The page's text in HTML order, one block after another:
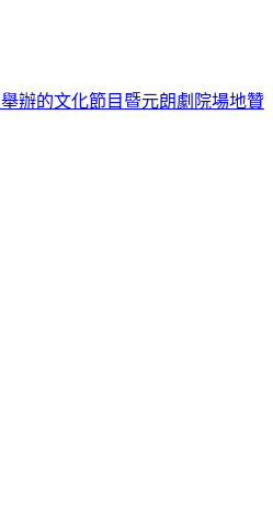
辦的文化節目暨元朗劇院場地贊